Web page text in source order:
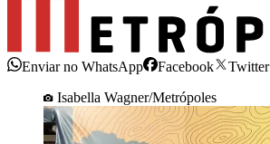
Enviar no WhatsApp Facebook
Twitter
Isabella Wagner/Metrópoles